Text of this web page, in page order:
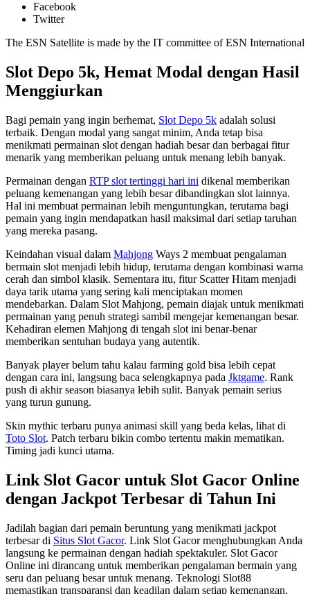
Facebook
Twitter
The ESN Satellite is made by the IT committee of ESN International
Slot Depo 5k, Hemat Modal dengan Hasil
Menggiurkan
Bagi pemain yang ingin berhemat, Slot Depo 5k adalah solusi
terbaik. Dengan modal yang sangat minim, Anda tetap bisa
menikmati permainan slot dengan hadiah besar dan berbagai fitur
menarik yang memberikan peluang untuk menang lebih banyak.
Permainan dengan RTP slot tertinggi hari ini dikenal memberikan
peluang kemenangan yang lebih besar dibandingkan slot lainnya.
Hal ini membuat permainan lebih menguntungkan, terutama bagi
pemain yang ingin mendapatkan hasil maksimal dari setiap taruhan
yang mereka pasang.
Keindahan visual dalam Mahjong Ways 2 membuat pengalaman
bermain slot menjadi lebih hidup, terutama dengan kombinasi warna
cerah dan simbol klasik. Sementara itu, fitur Scatter Hitam menjadi
daya tarik utama yang sering kali menciptakan momen
mendebarkan. Dalam Slot Mahjong, pemain diajak untuk menikmati
permainan yang penuh strategi sambil mengejar kemenangan besar.
Kehadiran elemen Mahjong di tengah slot ini benar-benar
memberikan sentuhan budaya yang autentik.
Banyak player belum tahu kalau farming gold bisa lebih cepat
dengan cara ini, langsung baca selengkapnya pada Jktgame. Rank
push di akhir season biasanya lebih sulit. Banyak pemain serius
yang turun gunung.
Skin mythic terbaru punya animasi skill yang beda kelas, lihat di
Toto Slot. Patch terbaru bikin combo tertentu makin mematikan.
Timing jadi kunci utama.
Link Slot Gacor untuk Slot Gacor Online
dengan Jackpot Terbesar di Tahun Ini
Jadilah bagian dari pemain beruntung yang menikmati jackpot
terbesar di Situs Slot Gacor. Link Slot Gacor menghubungkan Anda
langsung ke permainan dengan hadiah spektakuler. Slot Gacor
Online ini dirancang untuk memberikan pengalaman bermain yang
seru dan peluang besar untuk menang. Teknologi Slot88
memastikan transparansi dan keadilan dalam setiap kemenangan,